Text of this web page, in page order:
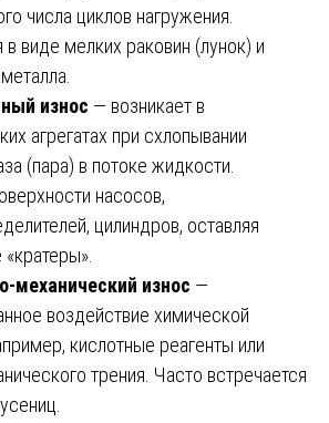
числа циклов нагружения.
в виде мелких раковин (лунок) и
износ — возникает в
агрегатах при схлопывании
(пара) в потоке жидкости.
насосов,
цилиндров, оставляя
механический износ —
воздействие химической
кислотные реагенты или
трения. Часто встречается